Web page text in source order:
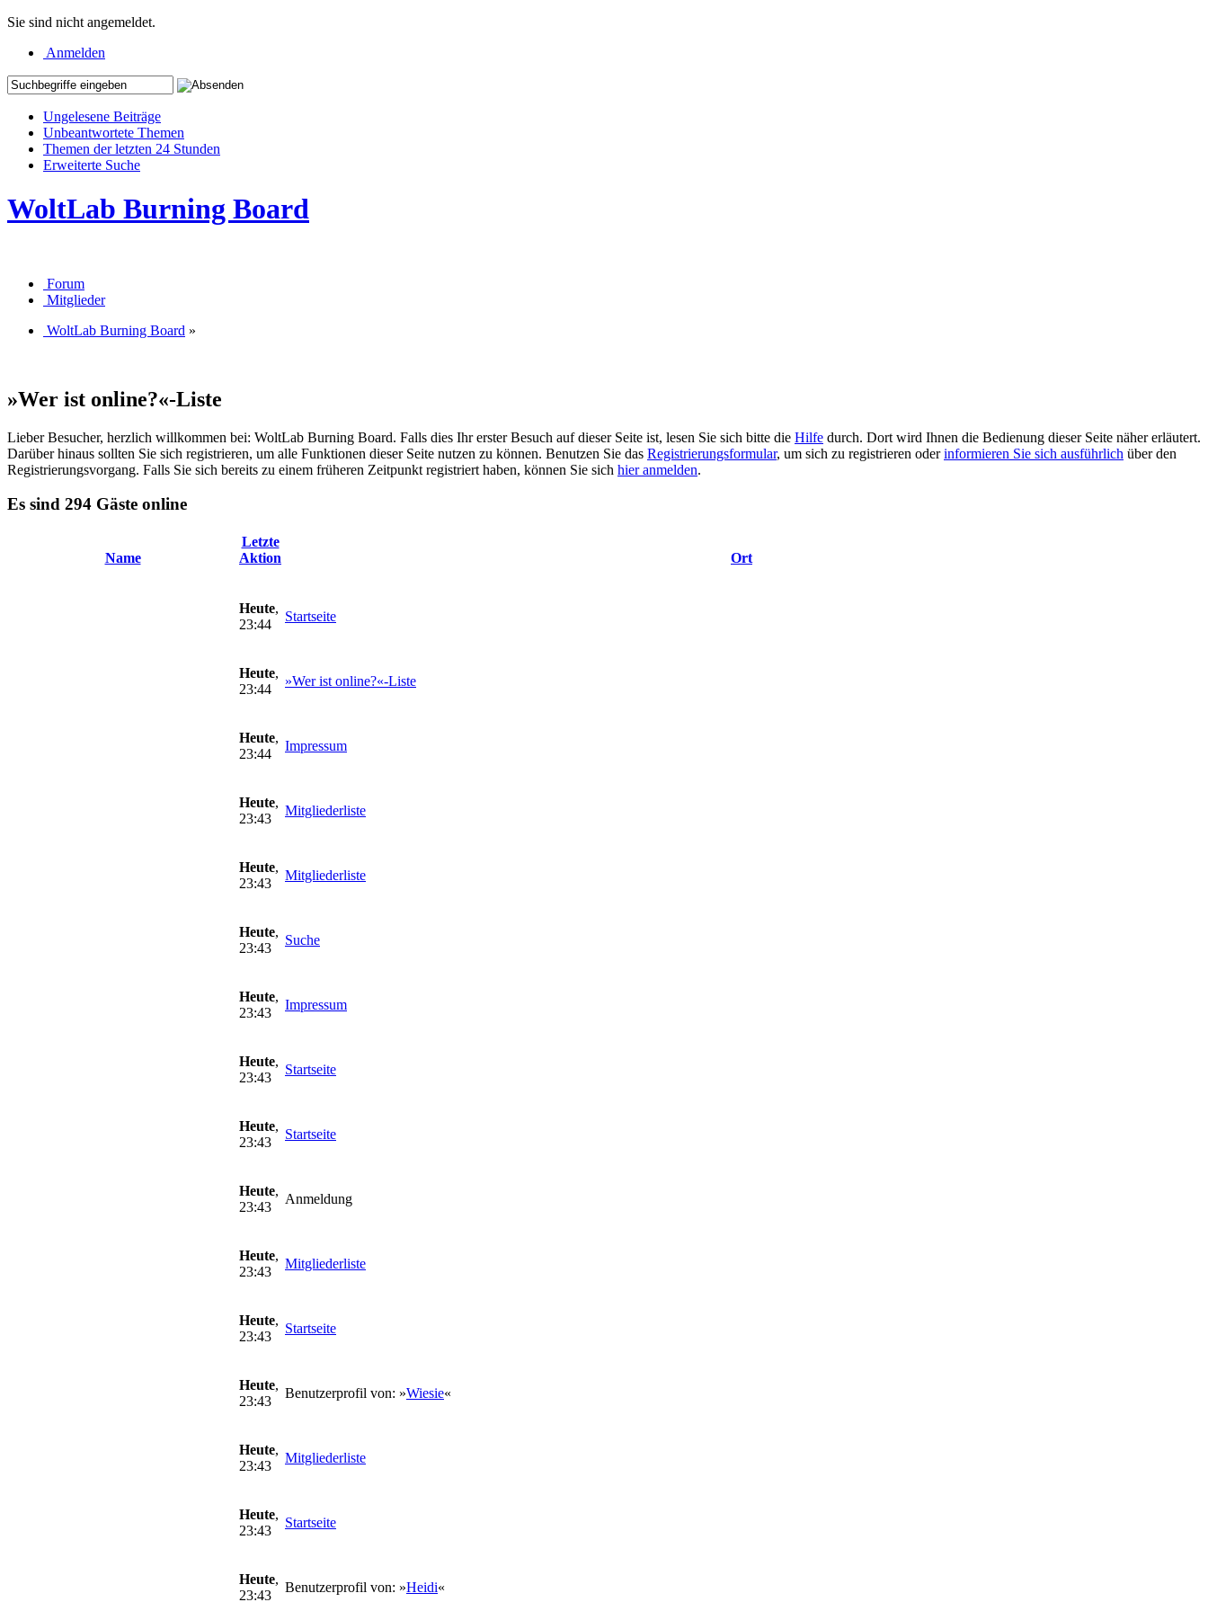
Sie sind nicht angemeldet.
Anmelden
Ungelesene Beiträge
Unbeantwortete Themen
Themen der letzten 24 Stunden
Erweiterte Suche
WoltLab Burning Board
Forum
Mitglieder
WoltLab Burning Board »
»Wer ist online?«-Liste
Lieber Besucher, herzlich willkommen bei: WoltLab Burning Board. Falls dies Ihr erster Besuch auf dieser Seite ist, lesen Sie sich bitte die Hilfe durch. Dort wird Ihnen die Bedienung dieser Seite näher erläutert.
Darüber hinaus sollten Sie sich registrieren, um alle Funktionen dieser Seite nutzen zu können. Benutzen Sie das Registrierungsformular, um sich zu registrieren oderinformieren Sie sich ausführlich über den
Registrierungsvorgang. Falls Sie sich bereits zu einem früheren Zeitpunkt registriert haben, können Sie sich hier anmelden.
Es sind 294 Gäste online
Name
Letzte
Aktion
Ort
Heute,
23:44
Startseite
Heute,
23:44
»Wer ist online?«-Liste
Heute,
23:44
Impressum
Heute,
23:43
Mitgliederliste
Heute,
23:43
Mitgliederliste
Heute,
23:43
Suche
Heute,
23:43
Impressum
Heute,
23:43
Startseite
Heute,
23:43
Startseite
Heute,
23:43
Anmeldung
Heute,
23:43
Mitgliederliste
Heute,
23:43
Startseite
Heute,
23:43
Benutzerprofil von: »Wiesie«
Heute,
23:43
Mitgliederliste
Heute,
23:43
Startseite
Heute,
23:43
Benutzerprofil von: »Heidi«